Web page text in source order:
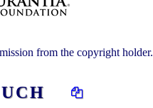
from the copyright holder.